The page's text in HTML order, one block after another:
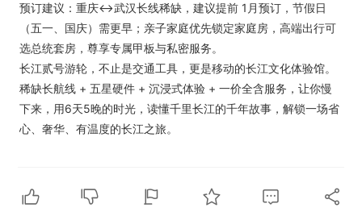
预订建议：重庆↔武汉长线稀缺，建议提前 1月预订，节假日
（五一、国庆）需更早；亲子家庭优先锁定家庭房，高端出行可
选总统套房，尊享专属甲板与私密服务。
长江贰号游轮，不止是交通工具，更是移动的长江文化体验馆。
稀缺长航线 + 五星硬件 + 沉浸式体验 + 一价全含服务，让你慢
下来，用6天5晚的时光，读懂千里长江的千年故事，解锁一场省
心、奢华、有温度的长江之旅。